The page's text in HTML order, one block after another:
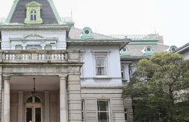
スタジオトップ